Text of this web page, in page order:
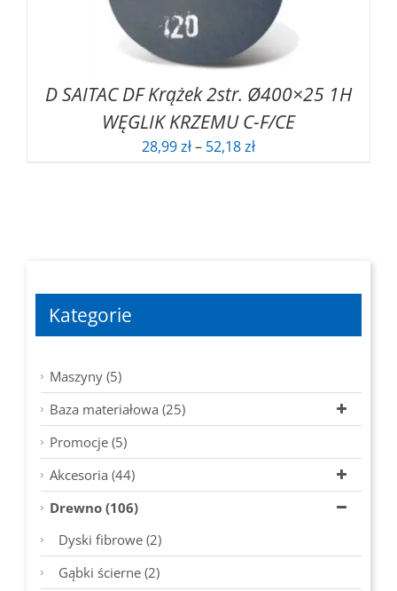
D SAITAC DF Krążek 2str. Ø400×25 1H
WĘGLIK KRZEMU C-F/CE
28,99zł– 52,18złZakres
Kategorie
Maszyny (5)
Baza materiałowa (25)
Promocje (5)
Akcesoria (44)
Drewno (106)
Dyski fibrowe (2)
Gąbki ścierne (2)